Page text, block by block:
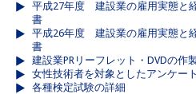
平成27年度 建設業の雇用実態と
書
平成26年度 建設業の雇用実態と
書
建設業PRリーフレット・DVDの作
女性技術者を対象としたアンケー
各種検定試験の詳細